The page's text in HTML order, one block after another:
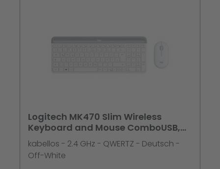
Logitech MK470 Slim Wireless
Keyboard and Mouse ComboUSB,
QWERTZ, Weiß
kabellos - 2.4 GHz - QWERTZ - Deutsch -
Off-White